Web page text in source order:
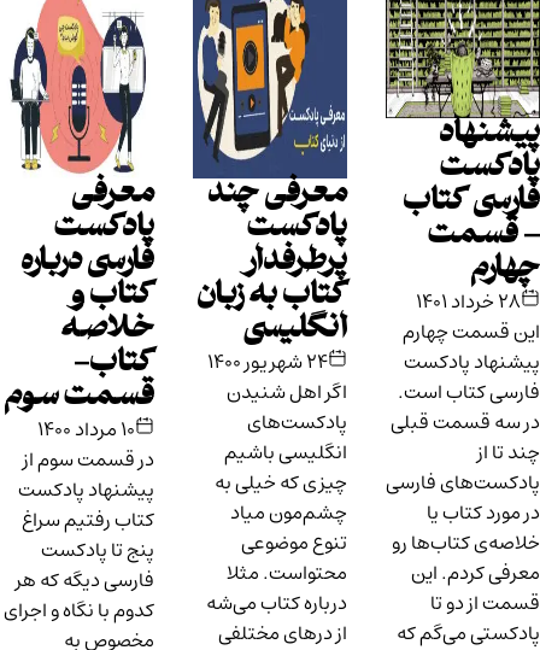
پیشنهاد
پادکست
فارسی کتاب
– قسمت
چهارم
۲۸ خرداد ۱۴۰۱
این قسمت چهارم
پیشنهاد پادکست
فارسی کتاب است.
در سه قسمت قبلی
چند تا از
پادکست‌های فارسی
در مورد کتاب یا
خلاصه‌ی کتاب‌ها رو
معرفی کردم. این
قسمت از دو تا
پادکستی می‌گم که
معرفی چند
پادکست
پرطرفدار
کتاب به زبان
انگلیسی
۲۴ شهریور ۱۴۰۰
اگر اهل شنیدن
پادکست‌های
انگلیسی باشیم
چیزی که خیلی به
چشم‌مون میاد
تنوع موضوعی
محتواست. مثلا
درباره کتاب می‌شه
از درهای مختلفی
معرفی
پادکست
فارسی درباره
کتاب و
خلاصه
کتاب-
قسمت سوم
۱۰ مرداد ۱۴۰۰
در قسمت سوم از
پیشنهاد پادکست‌
کتاب رفتیم سراغ
پنج تا پادکست
فارسی دیگه که هر
کدوم با نگاه و اجرای
مخصوص به